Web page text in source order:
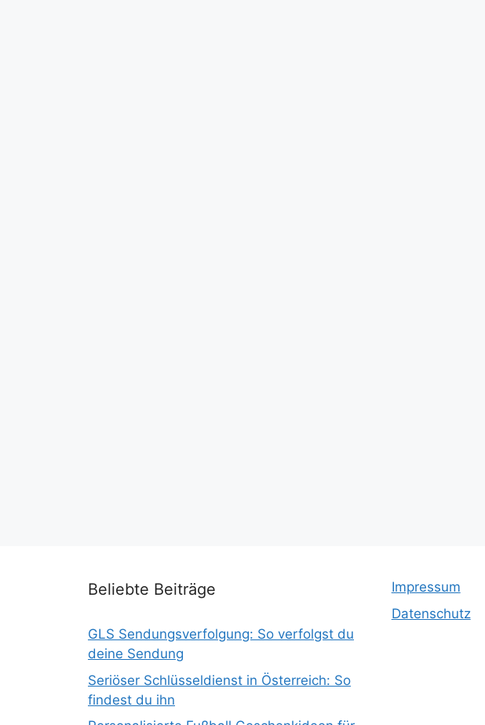
Beliebte Beiträge
GLS Sendungsverfolgung: So verfolgst du
deine Sendung
Seriöser Schlüsseldienst in Österreich: So
findest du ihn
Impressum
Datenschutz